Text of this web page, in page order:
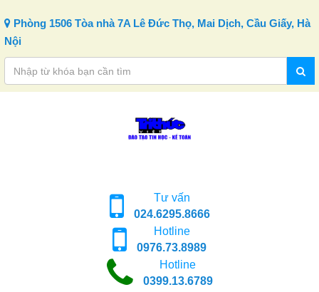
Phòng 1506 Tòa nhà 7A Lê Đức Thọ, Mai Dịch, Cầu Giấy, Hà
Nội
Tư vấn
024.6295.8666
Hotline
0976.73.8989
Hotline
0399.13.6789